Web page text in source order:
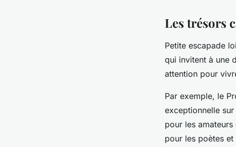
Les trésors
Petite escapade
qui invitent à une
attention pour
Par exemple, le
exceptionnelle
pour les
pour les poètes